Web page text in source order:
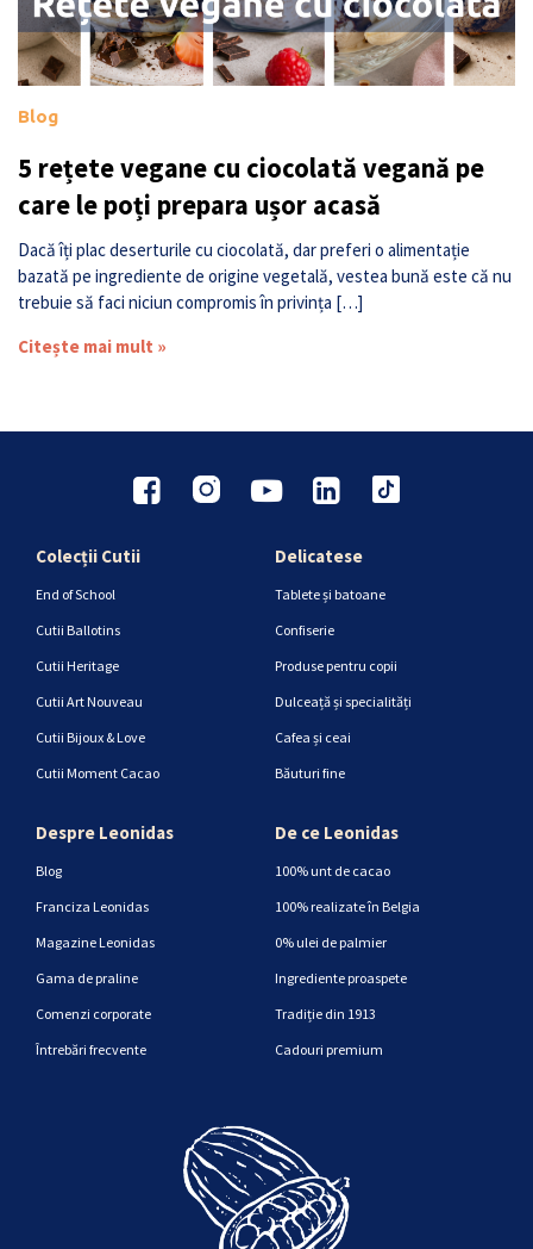
Blog
5 rețete vegane cu ciocolată vegană pe
care le poți prepara ușor acasă
Dacă îți plac deserturile cu ciocolată, dar preferi o alimentație
bazată pe ingrediente de origine vegetală, vestea bună este că nu
trebuie să faci niciun compromis în privința […]
Citește mai mult »
Colecții Cutii
End of School
Cutii Ballotins
Cutii Heritage
Cutii Art Nouveau
Cutii Bijoux & Love
Cutii Moment Cacao
Delicatese
Tablete și batoane
Confiserie
Produse pentru copii
Dulceață și specialități
Cafea și ceai
Băuturi fine
Despre Leonidas
Blog
Franciza Leonidas
Magazine Leonidas
Gama de praline
Comenzi corporate
Întrebări frecvente
De ce Leonidas
100% unt de cacao
100% realizate în Belgia
0% ulei de palmier
Ingrediente proaspete
Tradiție din 1913
Cadouri premium